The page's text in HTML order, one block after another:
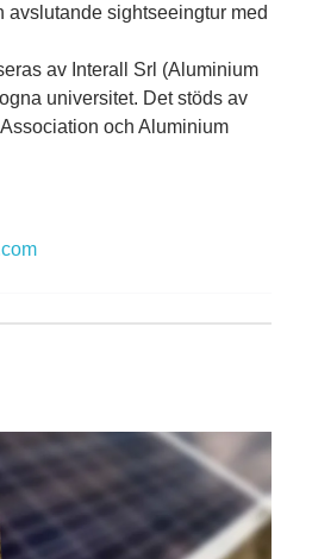
avslutande sightseeingtur med
av Interall Srl (Aluminium
universitet. Det stöds av
och Aluminium